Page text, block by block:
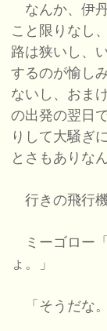
なんか、伊
こと限りなし
路は狭いし、
するのが愉し
ないし、おま
の出発の翌日
りして大騒ぎ
とさもありな
行きの飛行
ミーゴロー
ょ。」
「そうだな。